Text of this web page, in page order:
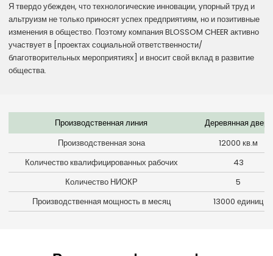
Я твердо убежден, что технологические инновации, упорный труд и
альтруизм не только приносят успех предприятиям, но и позитивные
изменения в общество. Поэтому компания BLOSSOM CHEER активно
участвует в [проектах социальной ответственности/
благотворительных мероприятиях] и вносит свой вклад в развитие
общества.
Производственная линия
Деревянная дверь
Производственная зона
12000 кв.м
Количество квалифицированных рабочих
43
Количество НИОКР
5
Производственная мощность в месяц
13000 единиц